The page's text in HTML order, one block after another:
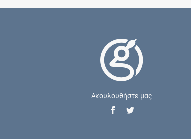
Ακουλουθήστε μας